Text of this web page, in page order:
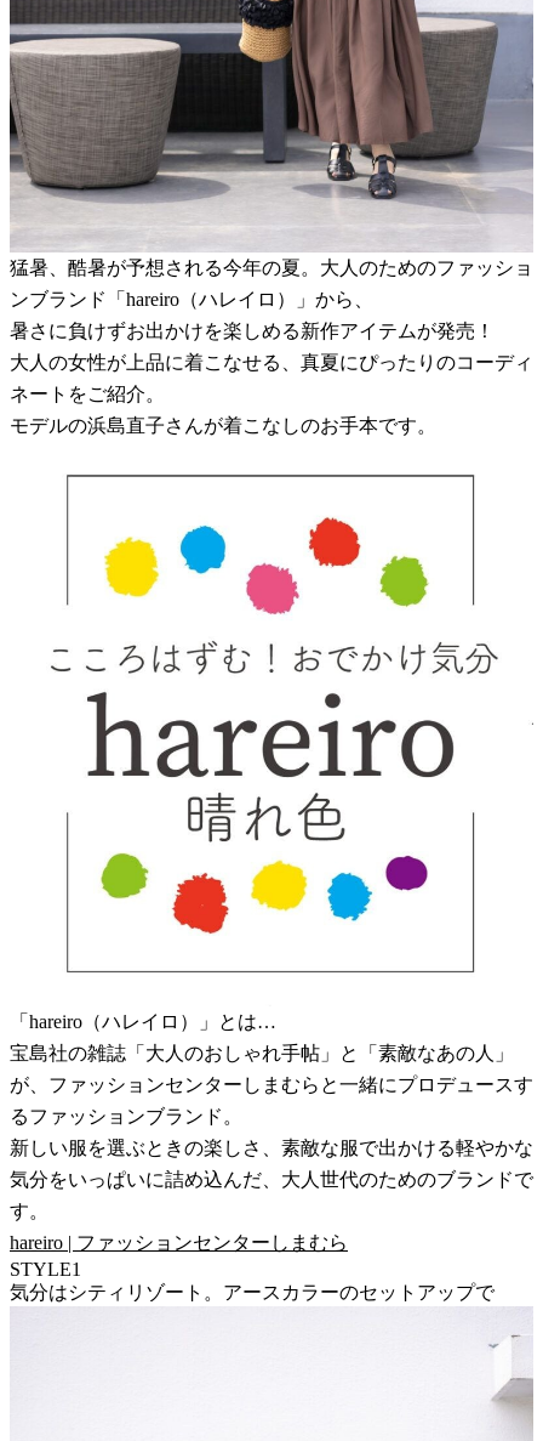
猛暑、酷暑が予想される今年の夏。大人のためのファッショ
ンブランド「hareiro（ハレイロ）」から、
暑さに負けずお出かけを楽しめる新作アイテムが発売！
大人の女性が上品に着こなせる、真夏にぴったりのコーディ
ネートをご紹介。
モデルの浜島直子さんが着こなしのお手本です。
「hareiro（ハレイロ）」とは…
宝島社の雑誌「大人のおしゃれ手帖」と「素敵なあの人」
が、ファッションセンターしまむらと一緒にプロデュースす
るファッションブランド。
新しい服を選ぶときの楽しさ、素敵な服で出かける軽やかな
気分をいっぱいに詰め込んだ、大人世代のためのブランドで
す。
hareiro | ファッションセンターしまむら
STYLE1
気分はシティリゾート。アースカラーのセットアップで